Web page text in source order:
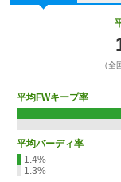
（全
平均FWキープ率
平均バーディ率
1.4%
1.3%